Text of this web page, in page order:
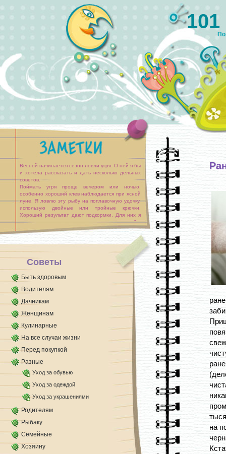
Весной начинается сезон ловли угря. О ней я бы
и хотела рассказать и дать несколько дельных
советов.
Поймать угря проще вечером или ночью,
особенно хороший клев наблюдается при ясной
луне. Я ловлю эту рыбу на поплавочную удочку,
использую двойные или тройные крючки.
Хороший результат дают подкормки. Для них я
использую шарики, сделанные из хлеба,
вперемешку с [...]
Советы
Быть здоровым
Водителям
Дачникам
Женщинам
Кулинарные
На все случаи жизни
Перед покупкой
Разные
Уход за обувью
Уход за одеждой
Уход за украшениями
Родителям
Рыбаку
Семейные
Хозяину
на